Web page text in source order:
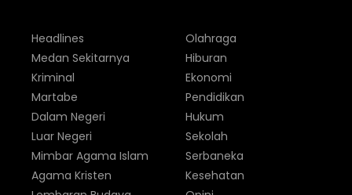
Headlines
Medan Sekitarnya
Kriminal
Martabe
Dalam Negeri
Luar Negeri
Olahraga
Hiburan
Ekonomi
Pendidikan
Hukum
Sekolah
Mimbar Agama Islam
Agama Kristen
Serbaneka
Kesehatan